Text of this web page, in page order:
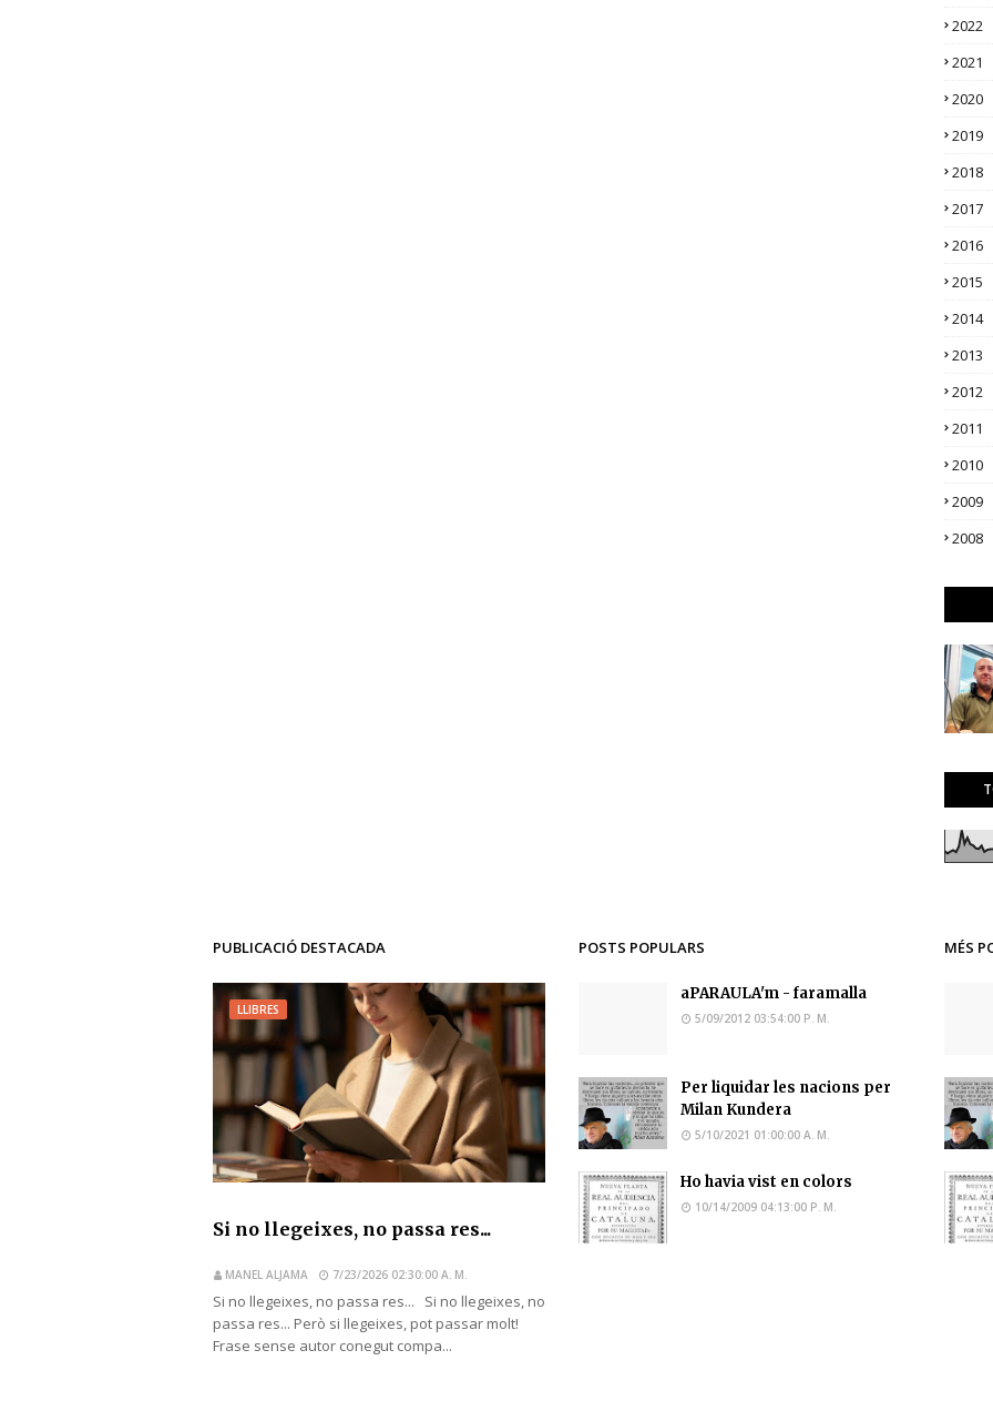
2022
2021
2020
2019
2018
2017
2016
2015
2014
2013
2012
2011
2010
2009
2008
PUBLICACIÓ DESTACADA
LLIBRES
Si no llegeixes, no passa res...
MANEL ALJAMA 7/23/2026 02:30:00 A. M.
Si no llegeixes, no passa res... Si no llegeixes, no
passa res... Però si llegeixes, pot passar molt!
Frase sense autor conegut compa...
POSTS POPULARS
aPARAULA'm - faramalla
5/09/2012 03:54:00 P. M.
Per liquidar les nacions per
Milan Kundera
5/10/2021 01:00:00 A. M.
Ho havia vist en colors
10/14/2009 04:13:00 P. M.
MÉS